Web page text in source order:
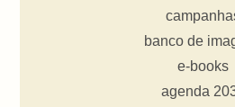
banco de
e-books
agenda